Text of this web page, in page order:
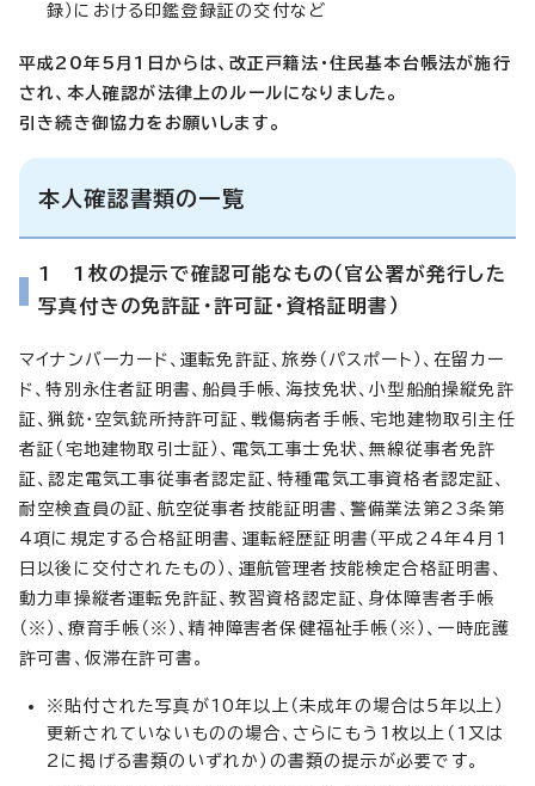
録）における印鑑登録証の交付など
平成20年5月1日からは、改正戸籍法・住民基本台帳法が施行
され、本人確認が法律上のルールになりました。
引き続き御協力をお願いします。
本人確認書類の一覧
1 1枚の提示で確認可能なもの（官公署が発行した
写真付きの免許証・許可証・資格証明書）
マイナンバーカード、運転免許証、旅券（パスポート）、在留カー
ド、特別永住者証明書、船員手帳、海技免状、小型船舶操縦免許
証、猟銃・空気銃所持許可証、戦傷病者手帳、宅地建物取引主任
者証（宅地建物取引士証）、電気工事士免状、無線従事者免許
証、認定電気工事従事者認定証、特種電気工事資格者認定証、
耐空検査員の証、航空従事者技能証明書、警備業法第23条第
4項に規定する合格証明書、運転経歴証明書（平成24年4月1
日以後に交付されたもの）、運航管理者技能検定合格証明書、
動力車操縦者運転免許証、教習資格認定証、身体障害者手帳
（※）、療育手帳（※）、精神障害者保健福祉手帳（※）、一時庇護
許可書、仮滞在許可書。
※貼付された写真が10年以上（未成年の場合は5年以上）
更新されていないものの場合、さらにもう1枚以上（1又は
2に掲げる書類のいずれか）の書類の提示が必要です。